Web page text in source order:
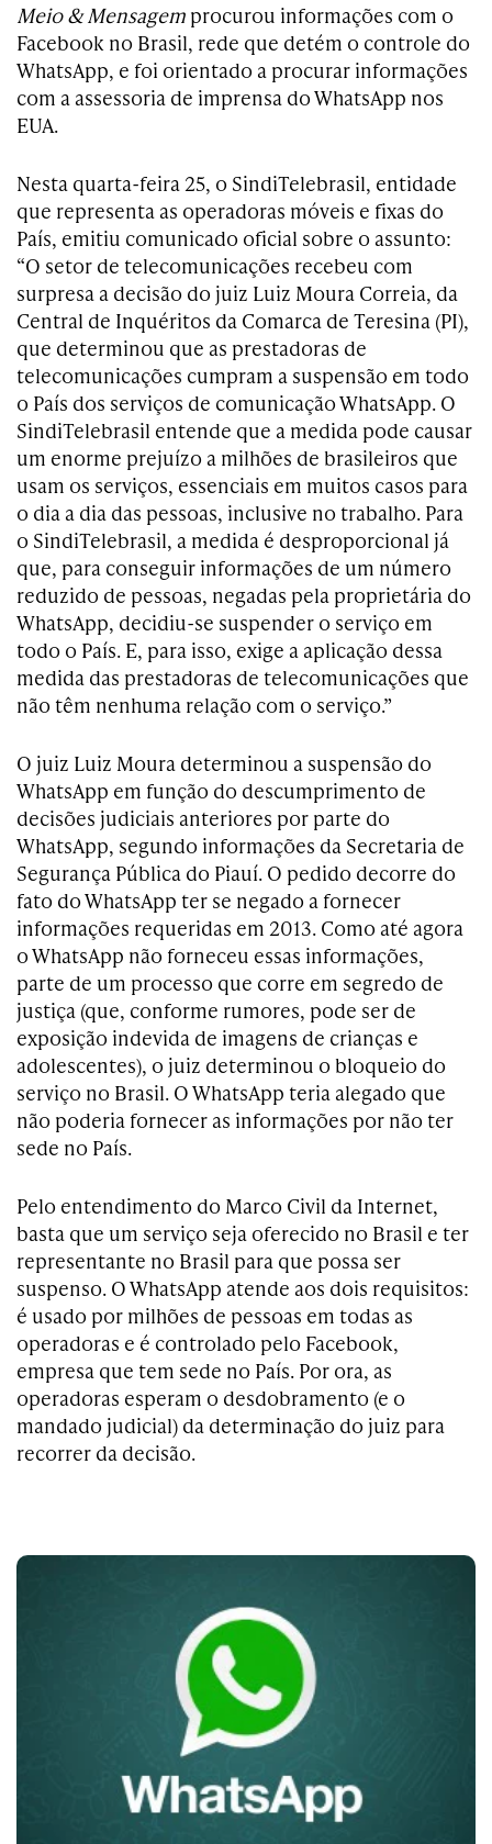
Meio & Mensagem procurou informações com o
Facebook no Brasil, rede que detém o controle do
WhatsApp, e foi orientado a procurar informações
com a assessoria de imprensa do WhatsApp nos
EUA.
Nesta quarta-feira 25, o SindiTelebrasil, entidade
que representa as operadoras móveis e fixas do
País, emitiu comunicado oficial sobre o assunto:
“O setor de telecomunicações recebeu com
surpresa a decisão do juiz Luiz Moura Correia, da
Central de Inquéritos da Comarca de Teresina (PI),
que determinou que as prestadoras de
telecomunicações cumpram a suspensão em todo
o País dos serviços de comunicação WhatsApp. O
SindiTelebrasil entende que a medida pode causar
um enorme prejuízo a milhões de brasileiros que
usam os serviços, essenciais em muitos casos para
o dia a dia das pessoas, inclusive no trabalho. Para
o SindiTelebrasil, a medida é desproporcional já
que, para conseguir informações de um número
reduzido de pessoas, negadas pela proprietária do
WhatsApp, decidiu-se suspender o serviço em
todo o País. E, para isso, exige a aplicação dessa
medida das prestadoras de telecomunicações que
não têm nenhuma relação com o serviço.”
O juiz Luiz Moura determinou a suspensão do
WhatsApp em função do descumprimento de
decisões judiciais anteriores por parte do
WhatsApp, segundo informações da Secretaria de
Segurança Pública do Piauí. O pedido decorre do
fato do WhatsApp ter se negado a fornecer
informações requeridas em 2013. Como até agora
o WhatsApp não forneceu essas informações,
parte de um processo que corre em segredo de
justiça (que, conforme rumores, pode ser de
exposição indevida de imagens de crianças e
adolescentes), o juiz determinou o bloqueio do
serviço no Brasil. O WhatsApp teria alegado que
não poderia fornecer as informações por não ter
sede no País.
Pelo entendimento do Marco Civil da Internet,
basta que um serviço seja oferecido no Brasil e ter
representante no Brasil para que possa ser
suspenso. O WhatsApp atende aos dois requisitos:
é usado por milhões de pessoas em todas as
operadoras e é controlado pelo Facebook,
empresa que tem sede no País. Por ora, as
operadoras esperam o desdobramento (e o
mandado judicial) da determinação do juiz para
recorrer da decisão.